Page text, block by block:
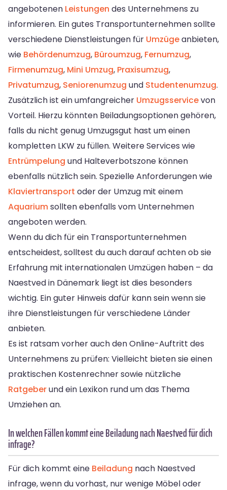
angebotenen Leistungen des Unternehmens zu
informieren. Ein gutes Transportunternehmen sollte
verschiedene Dienstleistungen für Umzügeanbieten,
wie Behördenumzug, Büroumzug, Fernumzug,
Firmenumzug, Mini Umzug, Praxisumzug,
Privatumzug, Seniorenumzug und Studentenumzug.
Zusätzlich ist ein umfangreicher Umzugsservicevon
Vorteil. Hierzu könnten Beiladungsoptionen gehören,
falls du nicht genug Umzugsgut hast um einen
kompletten LKW zu füllen. Weitere Services wie
Entrümpelung und Halteverbotszone können
ebenfalls nützlich sein. Spezielle Anforderungen wie
Klaviertransport oder der Umzug mit einem
Aquariumsollten ebenfalls vom Unternehmen
angeboten werden.
Wenn du dich für ein Transportunternehmen
entscheidest, solltest du auch darauf achten ob sie
Erfahrung mit internationalen Umzügen haben – da
Naestved in Dänemark liegt ist dies besonders
wichtig. Ein guter Hinweis dafür kann sein wenn sie
ihre Dienstleistungen für verschiedene Länder
anbieten.
Es ist ratsam vorher auch den Online-Auftritt des
Unternehmens zu prüfen: Vielleicht bieten sie einen
praktischen Kostenrechner sowie nützliche
Ratgeberund ein Lexikon rund um das Thema
Umziehen an.
In welchen Fällen kommt eine Beiladung nach Naestved für dich
infrage?
Für dich kommt eine Beiladung nach Naestved
infrage, wenn du vorhast, nur wenige Möbel oder